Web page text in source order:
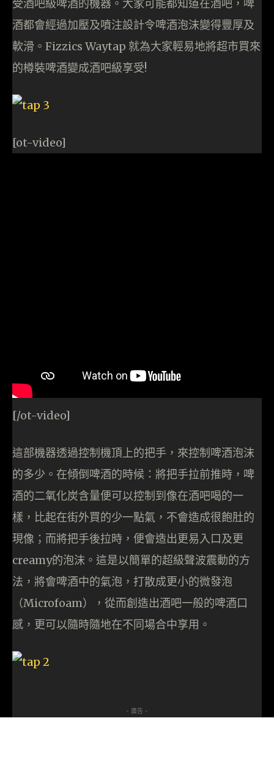
受酒吧級啤酒的機器。大家可能都知道在酒吧，啤
酒都會經過加壓及噴注設計令啤酒泡沫變得豐厚及
軟滑。Fizzics Waytap 就為大家輕易地將超市買來
的樽裝啤酒變成酒吧級享受!
[ot-video]
[/ot-video]
這部機器透過控制機頂上的把手，來控制啤酒泡沫
的多少。在傾倒啤酒的時候：將把手拉前推時，啤
酒的二氧化炭含量便可以控制到像在酒吧喝的一
樣，比起在街外買的少一點氣，不會造成很飽肚的
現像；而將把手後拉時，便會造出更易入口及更
creamy的泡沫。這是以簡單的超級聲波震動的方
法，將會啤酒中的氣泡，打散成更小的微發泡
（Microfoam），從而創造出酒吧一般的啤酒口
感，更可以隨時隨地在不同場合中享用。
- 廣告 -